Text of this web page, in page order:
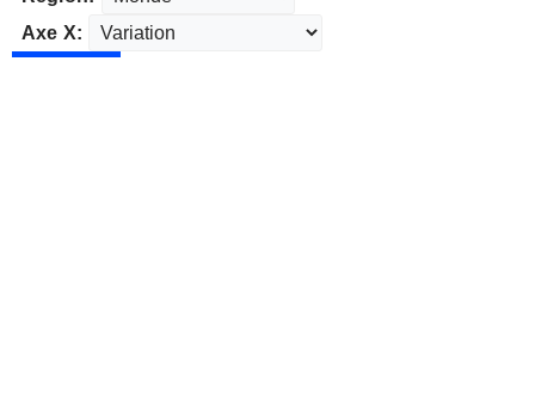
Axe X: